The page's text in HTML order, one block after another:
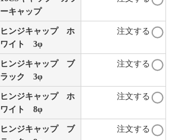
ーキャップ
ヒンジキャップ ホ
ワイト 3φ
注文する
ヒンジキャップ ブ
ラック 3φ
注文する
ヒンジキャップ ホ
ワイト 8φ
注文する
ヒンジキャップ ブ
注文する